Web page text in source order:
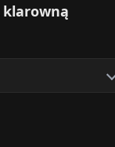
klarowną